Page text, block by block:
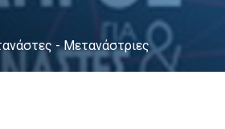
- Μετανάστριες